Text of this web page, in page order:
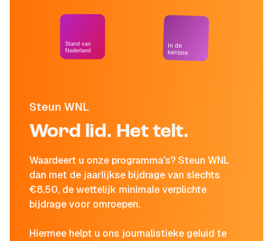
Steun WNL
Word lid. Het telt.
Waardeert u onze programma's? Steun WNL
dan met de jaarlijkse bijdrage van slechts
€8,50, de wettelijk minimale verplichte
bijdrage voor omroepen.
Hiermee helpt u ons journalistieke geluid te
Stand van
Nederland
In de
kantine